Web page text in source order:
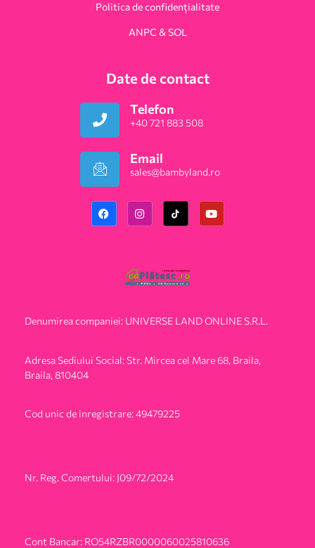
Politica de confidențialitate
ANPC & SOL
Date de contact
Telefon
+40 721 883 508
Email
sales@bambyland.ro​
Denumirea companiei: UNIVERSE LAND ONLINE S.R.L.
Adresa Sediului Social: Str. Mircea cel Mare 68, Braila,
Braila, 810404
Cod unic de inregistrare: 49479225
Nr. Reg. Comertului: J09/72/2024
Cont Bancar: RO54RZBR0000060025810636